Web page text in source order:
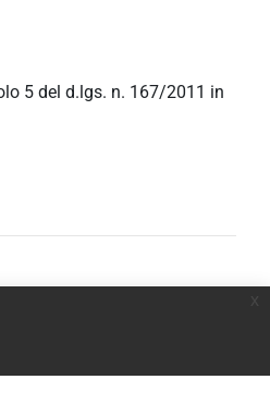
5 del d.lgs. n. 167/2011 in